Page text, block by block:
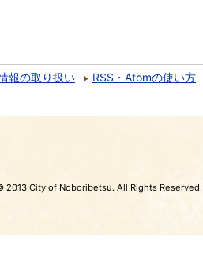
報の取り扱い
RSS・Atomの使い方
2013 City of Noboribetsu. All Rights Reserved.